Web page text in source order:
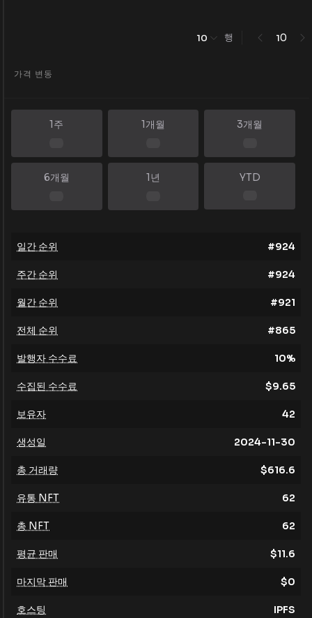
10 행 10
가격 변동
1주 1개월 3개월
6개월 1년 YTD
일간 순위 #924
주간 순위 #924
월간 순위 #921
전체 순위 #865
발행자 수수료 10%
수집된 수수료 $9.65
보유자 42
생성일 2024-11-30
총 거래량 $616.6
유통 NFT 62
총 NFT 62
평균 판매 $11.6
마지막 판매 $0
호스팅 IPFS